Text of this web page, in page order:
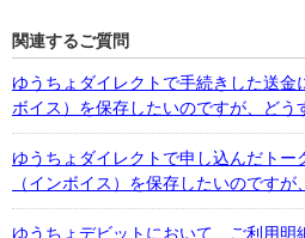
関連するご質問
ゆうちょダイレクトで手続きした送金
ボイス）を保存したいのですが、どう
ゆうちょダイレクトで申し込んだトー
（インボイス）を保存したいのですが
ゆうちょデビットにおいて、ご利用